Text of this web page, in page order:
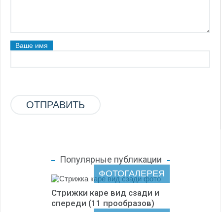
Ваше имя
Популярные публикации
ФОТОГАЛЕРЕЯ
Стрижки каре вид сзади и
спереди (11 прообразов)